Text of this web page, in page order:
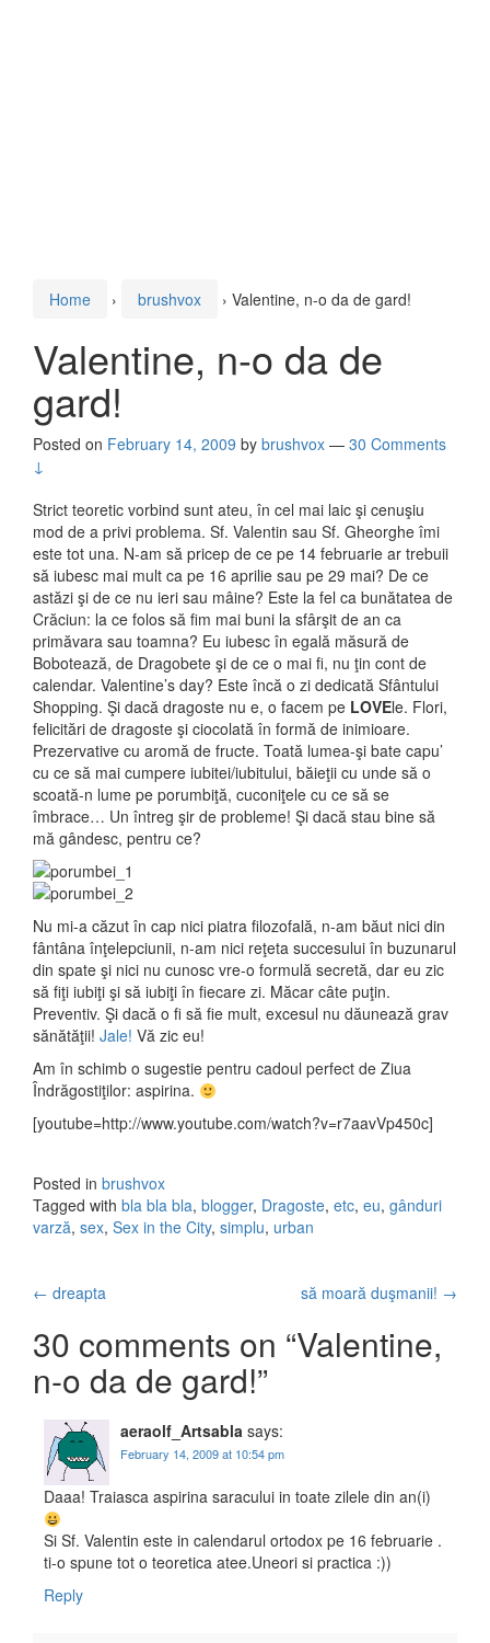
Home › brushvox › Valentine, n-o da de gard!
Valentine, n-o da de
gard!
Posted on February 14, 2009 by brushvox — 30 Comments
↓
Strict teoretic vorbind sunt ateu, în cel mai laic şi cenuşiu
mod de a privi problema. Sf. Valentin sau Sf. Gheorghe îmi
este tot una. N-am să pricep de ce pe 14 februarie ar trebuii
să iubesc mai mult ca pe 16 aprilie sau pe 29 mai? De ce
astăzi şi de ce nu ieri sau mâine? Este la fel ca bunătatea de
Crăciun: la ce folos să fim mai buni la sfârşit de an ca
primăvara sau toamna? Eu iubesc în egală măsură de
Bobotează, de Dragobete şi de ce o mai fi, nu ţin cont de
calendar. Valentine’s day? Este încă o zi dedicată Sfântului
Shopping. Şi dacă dragoste nu e, o facem pe LOVEle. Flori,
felicitări de dragoste şi ciocolată în formă de inimioare.
Prezervative cu aromă de fructe. Toată lumea-şi bate capu’
cu ce să mai cumpere iubitei/iubitului, băieţii cu unde să o
scoată-n lume pe porumbiţă, cuconiţele cu ce să se
îmbrace… Un întreg şir de probleme! Şi dacă stau bine să
mă gândesc, pentru ce?
Nu mi-a căzut în cap nici piatra filozofală, n-am băut nici din
fântâna înţelepciunii, n-am nici reţeta succesului în buzunarul
din spate şi nici nu cunosc vre-o formulă secretă, dar eu zic
să fiţi iubiţi şi să iubiţi în fiecare zi. Măcar câte puţin.
Preventiv. Şi dacă o fi să fie mult, excesul nu dăunează grav
sănătăţii! Jale! Vă zic eu!
Am în schimb o sugestie pentru cadoul perfect de Ziua
Îndrăgostiţilor: aspirina.
[youtube=http://www.youtube.com/watch?v=r7aavVp450c]
Posted in brushvox
Tagged with bla bla bla, blogger, Dragoste, etc, eu, gânduri
varză, sex, Sex in the City, simplu, urban
Post navigation
← dreapta să moară duşmanii! →
30 comments on “Valentine,
n-o da de gard!”
aeraolf_Artsabla says:
February 14, 2009 at 10:54 pm
Daaa! Traiasca aspirina saracului in toate zilele din an(i)
Si Sf. Valentin este in calendarul ortodox pe 16 februarie .
ti-o spune tot o teoretica atee.Uneori si practica :))
Reply